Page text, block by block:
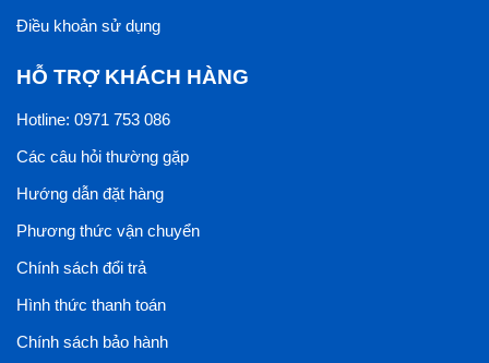
Điều khoản sử dụng
HỖ TRỢ KHÁCH HÀNG
Hotline: 0971 753 086
Các câu hỏi thường gặp
Hướng dẫn đặt hàng
Phương thức vận chuyển
Chính sách đổi trả
Hình thức thanh toán
Chính sách bảo hành